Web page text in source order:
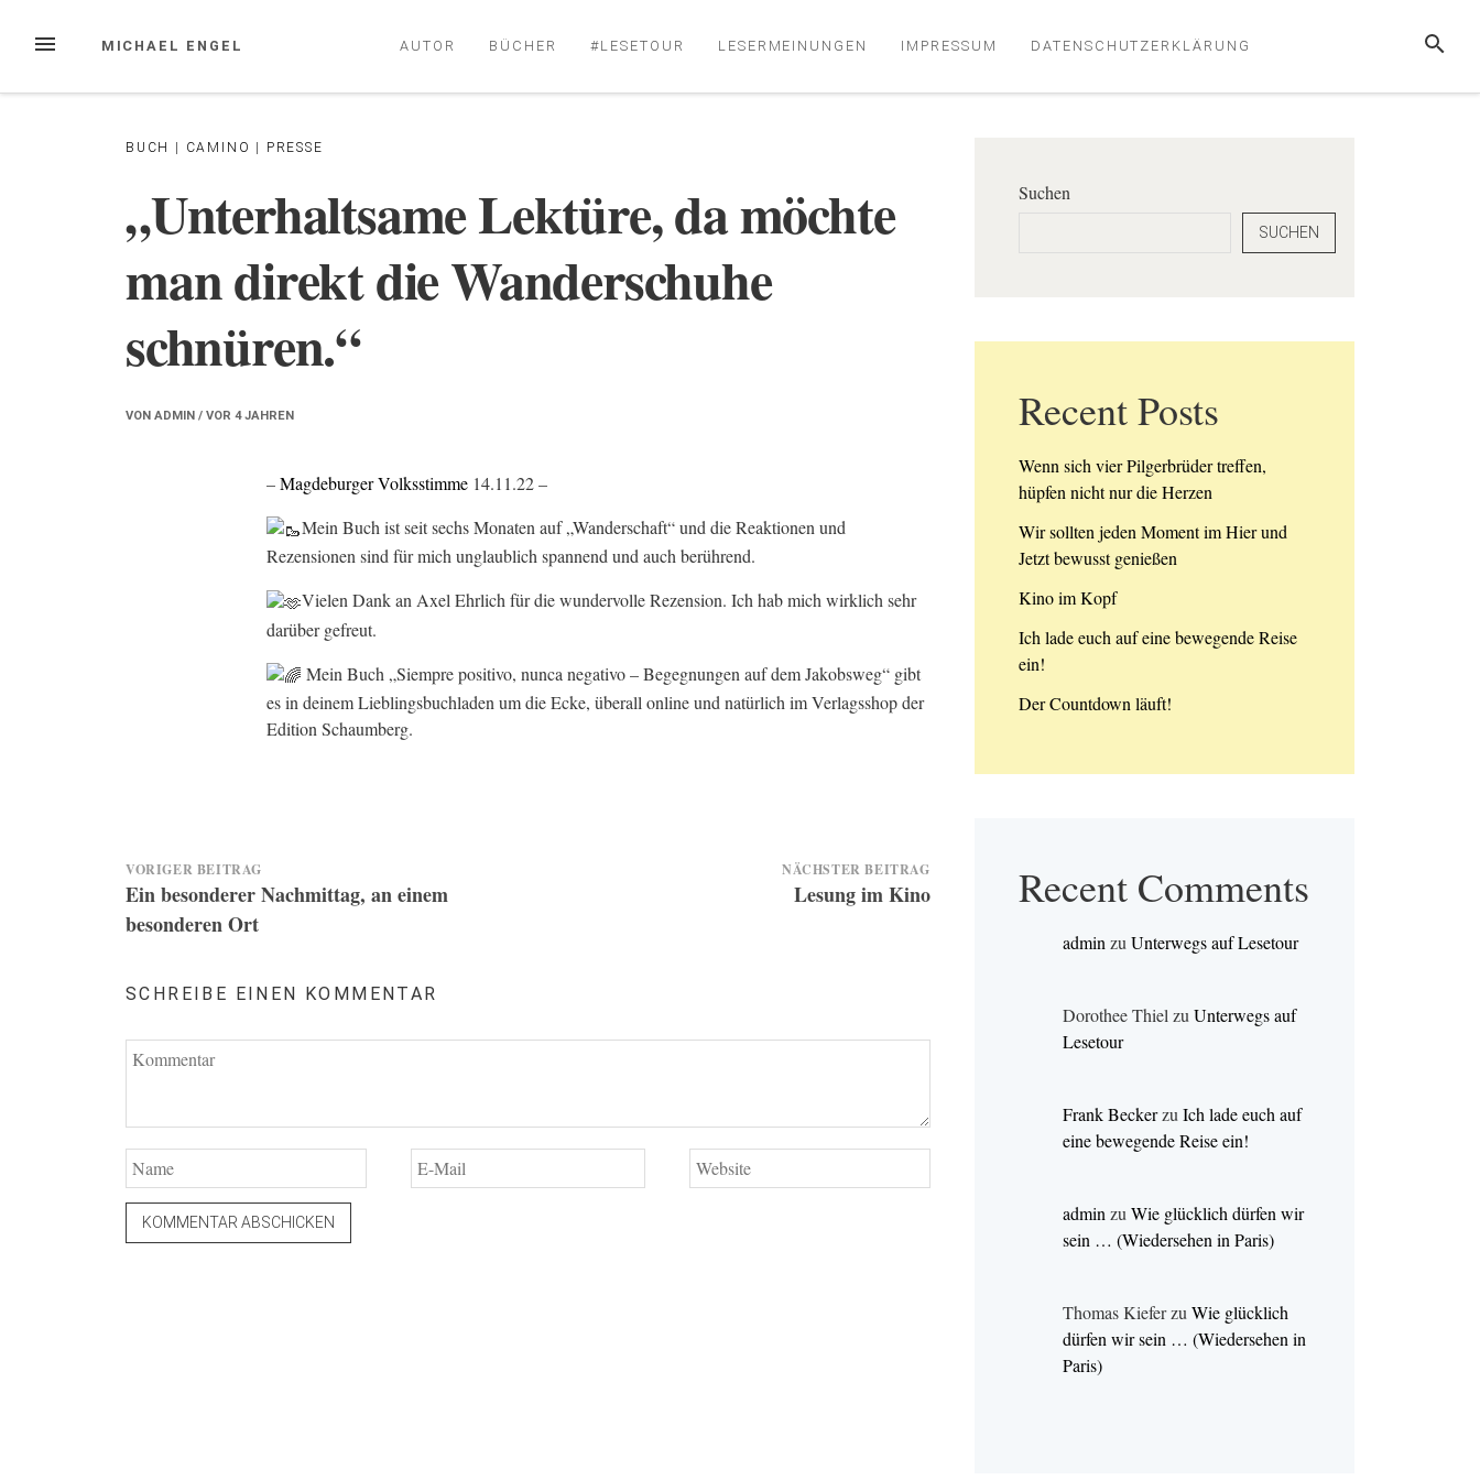
InhaltMENÜ SUCHE
MICHAEL ENGEL AUTOR BÜCHER #LESETOUR LESERMEINUNGEN IMPRESSUM DATENSCHUTZERKLÄRUNG
BUCH CAMINO PRESSE
„Unterhaltsame Lektüre, da möchte
man direkt die Wanderschuhe
schnüren.“
VON ADMIN / VOR 4 JAHREN
–Magdeburger Volksstimme 14.11.22 –
Mein Buch ist seit sechs Monaten auf „Wanderschaft“ und die Reaktionen und
Rezensionen sind für mich unglaublich spannend und auch berührend.
Vielen Dank an Axel Ehrlich für die wundervolle Rezension. Ich hab mich wirklich sehr
darüber gefreut.
Mein Buch „Siempre positivo, nunca negativo – Begegnungen auf dem Jakobsweg“ gibt
es in deinem Lieblingsbuchladen um die Ecke, überall online und natürlich im Verlagsshop der
Edition Schaumberg.
Beitragsnavigation
VORIGER BEITRAG
Ein besonderer Nachmittag, an einem
besonderen Ort
NÄCHSTER BEITRAG
Lesung im Kino
SCHREIBE EINEN KOMMENTAR
Suchen
SUCHEN
Recent Posts
Wenn sich vier Pilgerbrüder treffen,
hüpfen nicht nur die Herzen
Wir sollten jeden Moment im Hier und
Jetzt bewusst genießen
Kino im Kopf
Ich lade euch auf eine bewegende Reise
ein!
Der Countdown läuft!
Recent Comments
admin zu Unterwegs auf Lesetour
Dorothee Thiel zu Unterwegs auf
Lesetour
Frank Beckerzu Ich lade euch auf
eine bewegende Reise ein!
admin zu Wie glücklich dürfen wir
sein … (Wiedersehen in Paris)
Thomas Kieferzu Wie glücklich
dürfen wir sein … (Wiedersehen in
Paris)